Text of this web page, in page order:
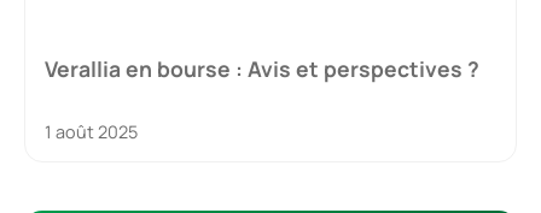
Verallia en bourse : Avis et perspectives ?
1 août 2025